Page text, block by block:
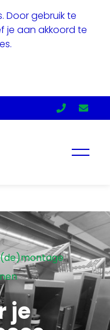
Door gebruik te
je aan akkoord te
je